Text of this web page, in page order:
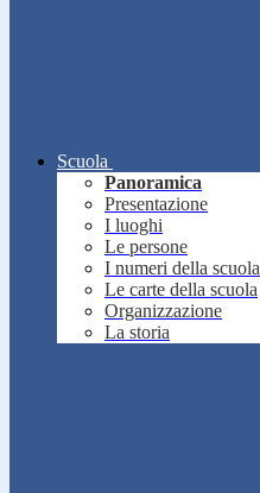
Scuola
Panoramica
Presentazione
I luoghi
Le persone
I numeri della scuola
Le carte della scuola
Organizzazione
La storia